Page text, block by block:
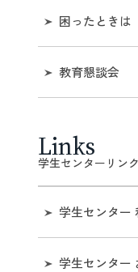
学籍の異動
オフィスアワー
学内規則
自主演習につ
通学
住居
アルバイト紹介
国民年金の学
【重要】学内申
等（学内限定）
課外活動（課外
トレーニングル
て（学内限定）
物品の貸出（
熱中症事故の
困ったときは
学生生活相談・
SOGI
教育懇談会
過去の「教育懇
Links
学生センターリンク
学生センター
学生センター